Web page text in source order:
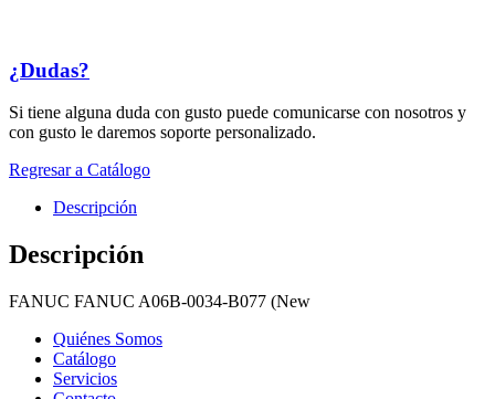
¿Dudas?
Si tiene alguna duda con gusto puede comunicarse con nosotros y
con gusto le daremos soporte personalizado.
Regresar a Catálogo
Descripción
Descripción
FANUC FANUC A06B-0034-B077 (New
Quiénes Somos
Catálogo
Servicios